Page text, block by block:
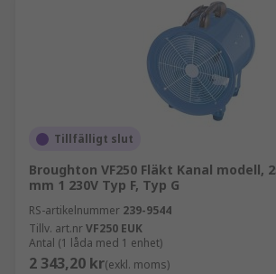
Tillfälligt slut
Broughton VF250 Fläkt Kanal modell,
mm 1 230V Typ F, Typ G
RS-artikelnummer 239-9544
Tillv. art.nrVF250 EUK
Antal (1 låda med 1 enhet)
2 343,20 kr(exkl. moms)